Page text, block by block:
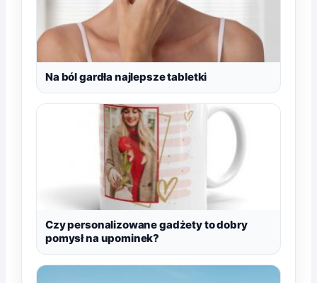
Na ból gardła najlepsze tabletki
Czy personalizowane gadżety to dobry
pomysł na upominek?